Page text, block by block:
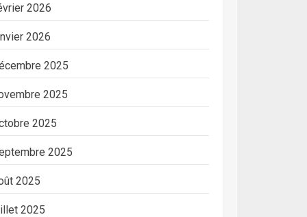
2026
2026
2025
2025
2025
2025
2025
2025